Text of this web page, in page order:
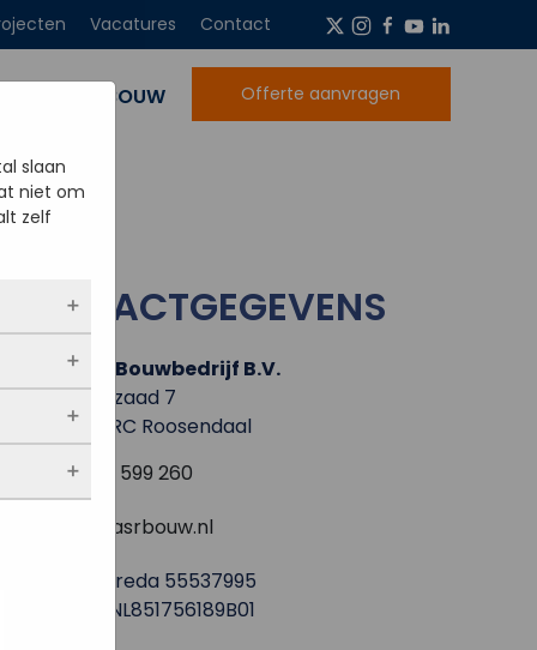
Vacatures Contact
NIEUWBOUW Offerte aanvragen
CONTACTGEGEVENS
A.S.R. Bouwbedrijf B.V.
Rechtzaad 7
4703 RC Roosendaal
0165 - 599 260
info@asrbouw.nl
KVK. Breda 55537995
BTW. NL851756189B01
slaan
niet om
zelf
als jij
blijven
Als je
Er
van